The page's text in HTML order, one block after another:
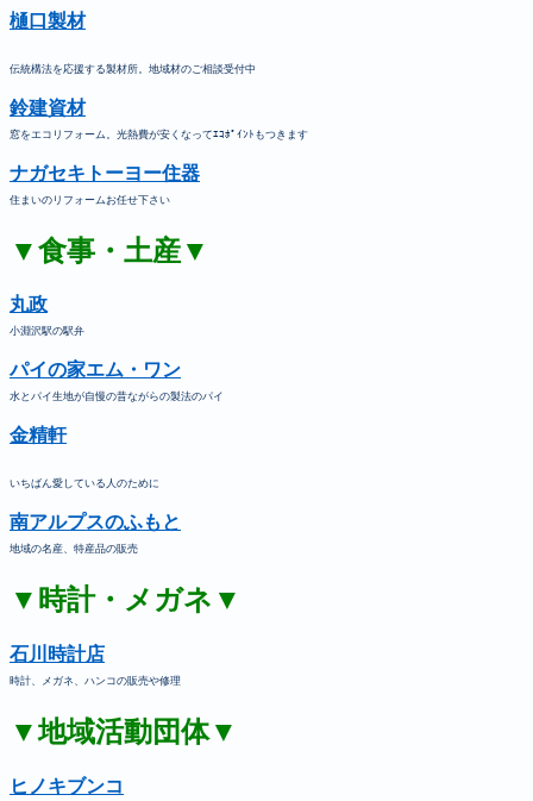
樋口製材
伝統構法を応援する製材所。地域材のご相談受付中
鈴建資材
窓をエコリフォーム。光熱費が安くなってｴｺﾎﾟｲﾝﾄもつきます
ナガセキトーヨー住器
住まいのリフォームお任せ下さい
▼食事・土産▼
丸政
小淵沢駅の駅弁
パイの家エム・ワン
水とパイ生地が自慢の昔ながらの製法のパイ
金精軒
いちばん愛している人のために
南アルプスのふもと
地域の名産、特産品の販売
▼時計・メガネ▼
石川時計店
時計、メガネ、ハンコの販売や修理
▼地域活動団体▼
ヒノキブンコ